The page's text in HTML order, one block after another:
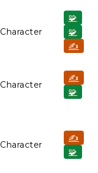
Character
🧩
🧩
✍️
Character
✍️
🧩
Character
✍️
🧩